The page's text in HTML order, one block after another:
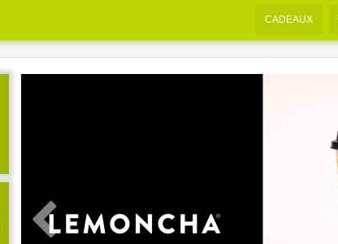
CADEAUX